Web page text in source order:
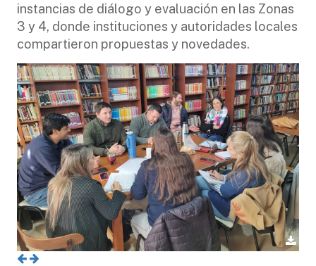
i
o
instancias de diálogo y evaluación en las Zonas
3 y 4, donde instituciones y autoridades locales
compartieron propuestas y novedades.